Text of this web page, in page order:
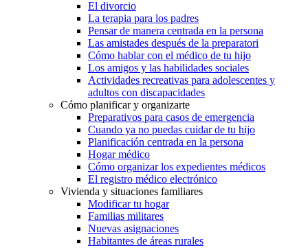
El divorcio
La terapia para los padres
Pensar de manera centrada en la persona
Las amistades después de la preparatori
Cómo hablar con el médico de tu hijo
Los amigos y las habilidades sociales
Actividades recreativas para adolescentes y
adultos con discapacidades
Cómo planificar y organizarte
Preparativos para casos de emergencia
Cuando ya no puedas cuidar de tu hijo
Planificación centrada en la persona
Hogar médico
Cómo organizar los expedientes médicos
El registro médico electrónico
Vivienda y situaciones familiares
Modificar tu hogar
Familias militares
Nuevas asignaciones
Habitantes de áreas rurales